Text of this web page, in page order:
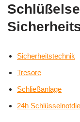
Sicherheitstechnik
Tresore
Schließanlage
24h